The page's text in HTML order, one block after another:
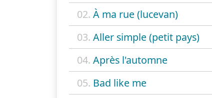
02. À ma rue (lucevan)
03. Aller simple (petit pays)
04. Après l'automne
05. Bad like me